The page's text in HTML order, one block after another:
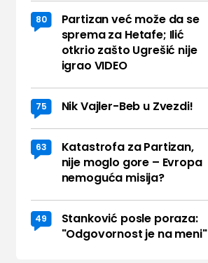
80
Partizan već može da se
sprema za Hetafe; Ilić
otkrio zašto Ugrešić nije
igrao VIDEO
75 Nik Vajler-Beb u Zvezdi!
63
Katastrofa za Partizan,
nije moglo gore – Evropa
nemoguća misija?
49
Stanković posle poraza:
"Odgovornost je na meni"